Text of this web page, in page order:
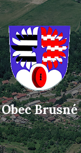
Obec Brusné